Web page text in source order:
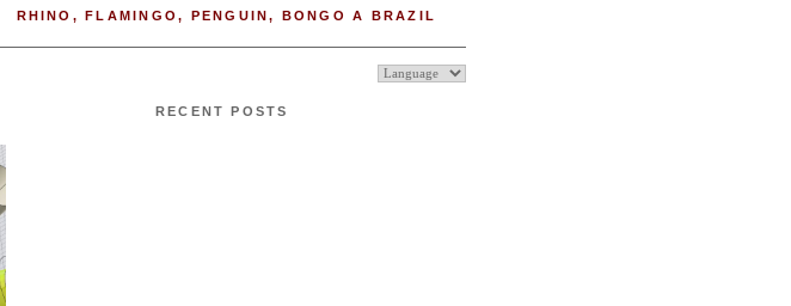
RHINO, FLAMINGO, PENGUIN, BONGO A BRAZIL
RECENT POSTS